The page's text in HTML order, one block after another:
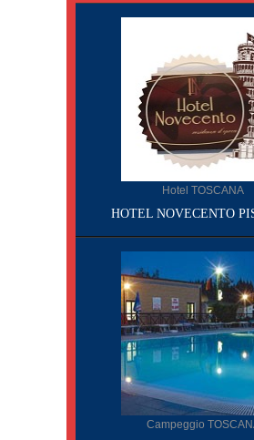
Hotel TOSCANA
HOTEL NOVECENTO
Campeggio